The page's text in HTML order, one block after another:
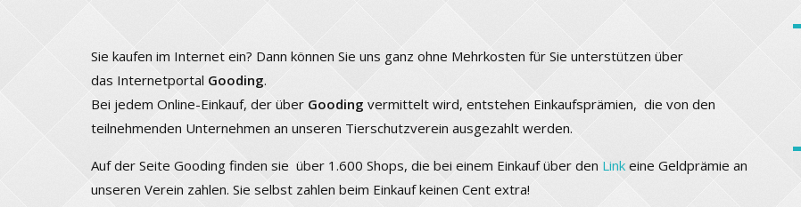
Sie kaufen im Internet ein? Dann können Sie uns ganz ohne Mehrkosten für Sie unterstützen über
das Internetportal Gooding.
Bei jedem Online-Einkauf, der über Gooding vermittelt wird, entstehen Einkaufsprämien, die von den
teilnehmenden Unternehmen an unseren Tierschutzverein ausgezahlt werden.
Auf der Seite Gooding finden sie über 1.600 Shops, die bei einem Einkauf über den Link eine Geldprämie an
unseren Verein zahlen. Sie selbst zahlen beim Einkauf keinen Cent extra!